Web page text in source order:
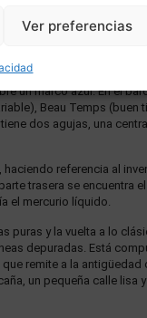
Ver preferencias
un gran marco de
un marco azul. En el
Beau Temps (buen
dos agujas, una
referencia al
trasera se encuentra
el mercurio líquido.
puras y la vuelta a lo
depuradas. Está
remite a la
un pequeña calle lisa